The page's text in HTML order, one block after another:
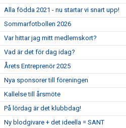
Alla födda 2021 - nu startar vi snart upp!
Sommarfotbollen 2026
Var hittar jag mitt medlemskort?
Vad är det för dag idag?
Årets Entreprenör 2025
Nya sponsorer till föreningen
Kallelse till årsmöte
På lördag är det klubbdag!
Ny blodgivare + det ideella = SANT